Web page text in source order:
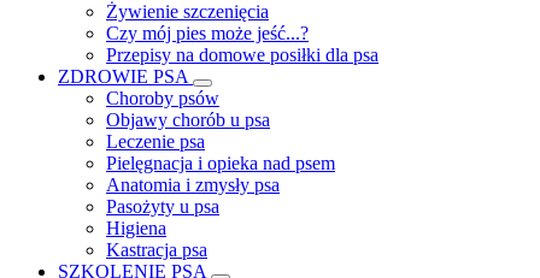
Żywienie szczenięcia
Czy mój pies może jeść...?
Przepisy na domowe posiłki dla psa
ZDROWIE PSA
Choroby psów
Objawy chorób u psa
Leczenie psa
Pielęgnacja i opieka nad psem
Anatomia i zmysły psa
Pasożyty u psa
Higiena
Kastracja psa
SZKOLENIE PSA